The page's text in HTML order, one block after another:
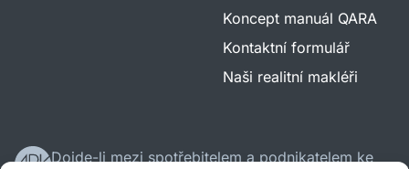
Koncept manuál QARA
Kontaktní formulář
Naši realitní makléři
Dojde-li mezi spotřebitelem a podnikatelem ke